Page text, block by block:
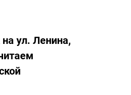
ул. Ленина,